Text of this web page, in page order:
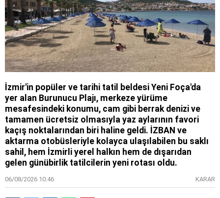
İzmir'in popüler ve tarihi tatil beldesi Yeni Foça'da
yer alan Burunucu Plajı, merkeze yürüme
mesafesindeki konumu, cam gibi berrak denizi ve
tamamen ücretsiz olmasıyla yaz aylarının favori
kaçış noktalarından biri haline geldi. İZBAN ve
aktarma otobüsleriyle kolayca ulaşılabilen bu saklı
sahil, hem İzmirli yerel halkın hem de dışarıdan
gelen günübirlik tatilcilerin yeni rotası oldu.
06/08/2026 10:46 KARAR